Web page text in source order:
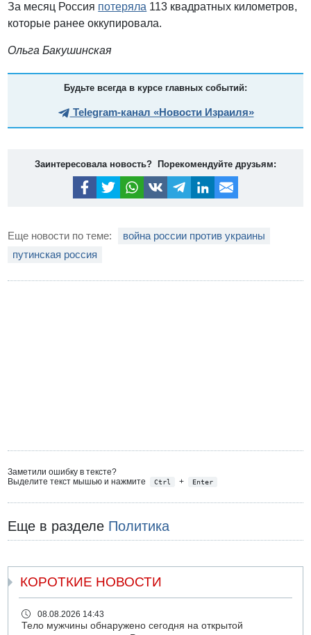
За месяц Россия потеряла 113 квадратных километров,
которые ранее оккупировала.
Ольга Бакушинская
Будьте всегда в курсе главных событий:
Telegram-канал «Новости Израиля»
Заинтересовала новость? Порекомендуйте друзьям:
Еще новости по теме:
война россии против украины
путинская россия
Заметили ошибку в тексте?
Выделите текст мышью и нажмите
Ctrl + Enter
Еще в разделе Политика
КОРОТКИЕ НОВОСТИ
08.08.2026 14:43
Тело мужчины обнаружено сегодня на открытой